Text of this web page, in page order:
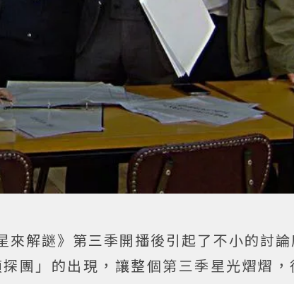
解謎》第三季開播後引起了不小的討
團」的出現，讓整個第三季星光熠熠